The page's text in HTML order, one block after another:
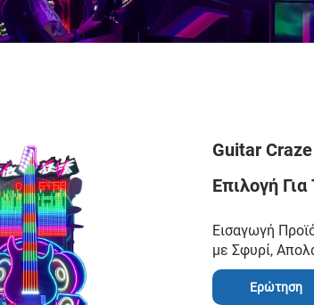
Guitar
Επιλογή
Εισαγωγή
με Σφυρί,
Ερώτηση